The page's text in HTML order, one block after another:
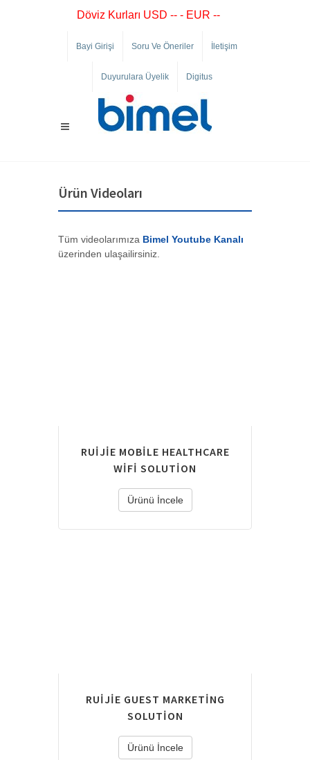
Döviz Kurları USD -- - EUR --
Bayi Girişi Soru Ve Öneriler İletişim
Duyurulara Üyelik Digitus
Ürün Videoları
Tüm videolarımıza Bimel Youtube Kanalı
üzerinden ulaşailirsiniz.
RUIJIE MOBILE HEALTHCARE
WIFI SOLUTION
Ürünü İncele
RUIJIE GUEST MARKETING
SOLUTION
Ürünü İncele